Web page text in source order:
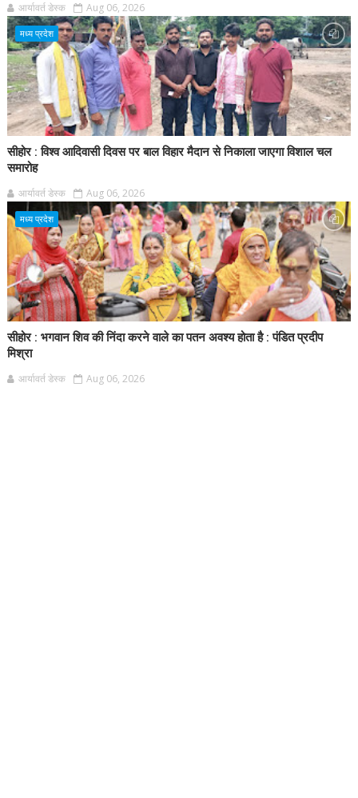
आर्यावर्त डेस्क Aug 06, 2026
मध्य प्रदेश
सीहोर : विश्व आदिवासी दिवस पर बाल विहार मैदान से निकाला जाएगा विशाल चल
समारोह
आर्यावर्त डेस्क Aug 06, 2026
मध्य प्रदेश
सीहोर : भगवान शिव की निंदा करने वाले का पतन अवश्य होता है : पंडित प्रदीप
मिश्रा
आर्यावर्त डेस्क Aug 06, 2026